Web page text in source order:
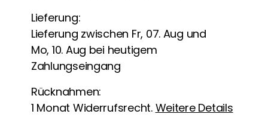
Lieferung:
Lieferung zwischen Fr, 07. Aug und
Mo, 10. Aug bei heutigem
Zahlungseingang
Rücknahmen:
1 Monat Widerrufsrecht. Weitere Details